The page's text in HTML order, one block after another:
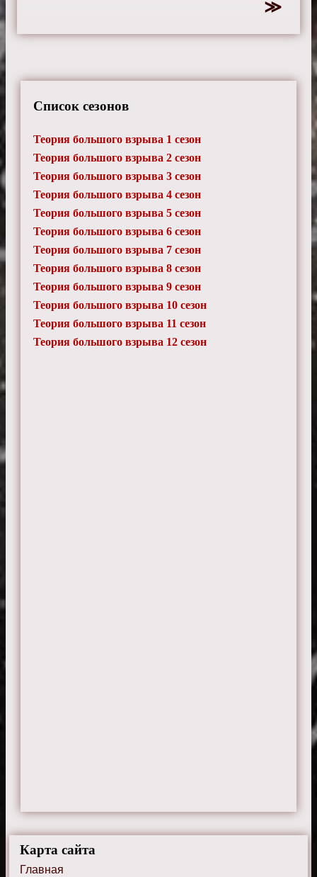
Список сезонов
Теория большого взрыва 1 сезон
Теория большого взрыва 2 сезон
Теория большого взрыва 3 сезон
Теория большого взрыва 4 сезон
Теория большого взрыва 5 сезон
Теория большого взрыва 6 сезон
Теория большого взрыва 7 сезон
Теория большого взрыва 8 сезон
Теория большого взрыва 9 сезон
Теория большого взрыва 10 сезон
Теория большого взрыва 11 сезон
Теория большого взрыва 12 сезон
Карта сайта
Главная